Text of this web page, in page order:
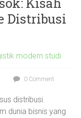
Distribusi
modern studi
0 Comment
distribusi.
dunia bisnis yang